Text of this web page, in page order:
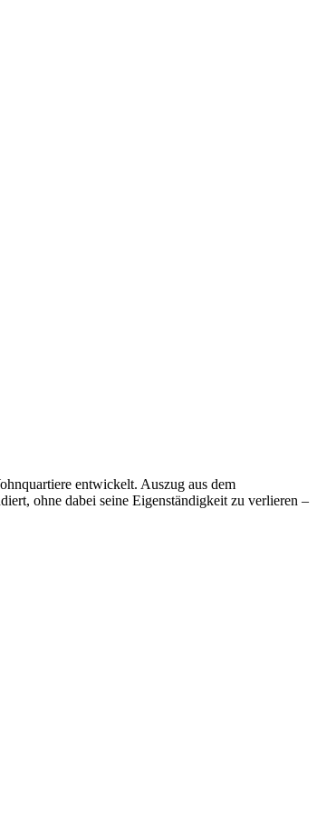
entwickelt. Auszug aus dem
ohne dabei seine Eigenständigkeit zu verlieren –